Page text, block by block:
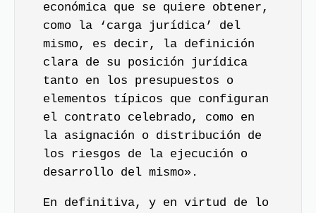
económica que se quiere obtener,
como la ‘carga jurídica’ del
mismo, es decir, la definición
clara de su posición jurídica
tanto en los presupuestos o
elementos típicos que configuran
el contrato celebrado, como en
la asignación o distribución de
los riesgos de la ejecución o
desarrollo del mismo».
En definitiva, y en virtud de lo